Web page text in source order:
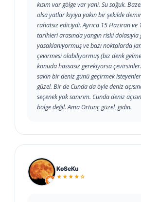
kısım var gölge var yani. Su soğuk.
olsa yatlar kıyıya yakın bir şekilde
rahatsız ediciydi. Ayrıca 15 Haziran ve
tarihleri arasında yangın riski dolasıyla
yasaklanıyormuş ve bazı noktalarda
çevirmesi olabiliyormuş (biz denk
konuda hassasız gerekiyorsa
sakin bir deniz günü geçirmek
güzel. Bir de Cunda da öyle deniz
seçenek yok sanırım. Cunda deniz
bölge değil. Ama Ortunç güzel, gidin.
KoSeKu
★★★★☆